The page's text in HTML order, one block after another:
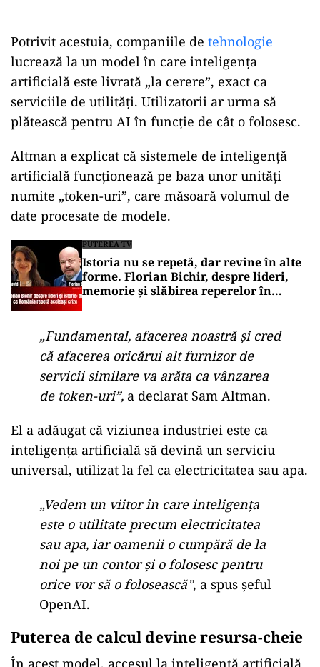
Potrivit acestuia, companiile de tehnologie
lucrează la un model în care inteligența
artificială este livrată „la cerere”, exact ca
serviciile de utilități. Utilizatorii ar urma să
plătească pentru AI în funcție de cât o folosesc.
Altman a explicat că sistemele de inteligență
artificială funcționează pe baza unor unități
numite „token-uri”, care măsoară volumul de
date procesate de modele.
PUTEREA TV
Istoria nu se repetă, dar revine în alte
forme. Florian Bichir, despre lideri,
memorie și slăbirea reperelor în
„Fundamental, afacerea noastră și cred
că afacerea oricărui alt furnizor de
servicii similare va arăta ca vânzarea
de token-uri”, a declarat Sam Altman.
El a adăugat că viziunea industriei este ca
inteligența artificială să devină un serviciu
universal, utilizat la fel ca electricitatea sau apa.
„Vedem un viitor în care inteligența
este o utilitate precum electricitatea
sau apa, iar oamenii o cumpără de la
noi pe un contor și o folosesc pentru
orice vor să o folosească”, a spus șeful
OpenAI.
Puterea de calcul devine resursa-cheie
În acest model, accesul la inteligență artificială